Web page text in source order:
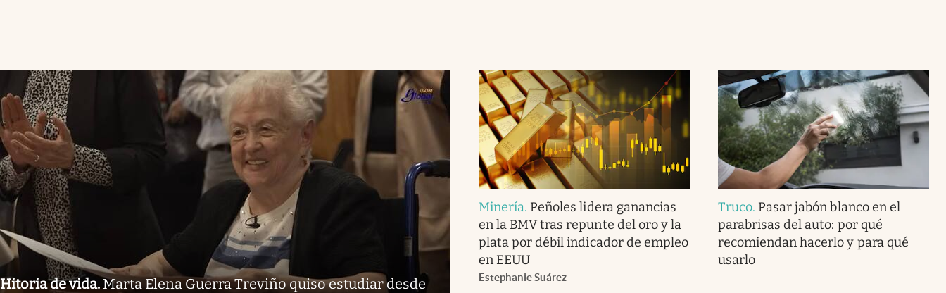
Hitoria de vida. Marta Elena Guerra Treviño quiso estudiar desde
Minería. Peñoles lidera ganancias
en la BMV tras repunte del oro y la
plata por débil indicador de empleo
en EEUU
Estephanie Suárez
Truco. Pasar jabón blanco en el
parabrisas del auto: por qué
recomiendan hacerlo y para qué
usarlo